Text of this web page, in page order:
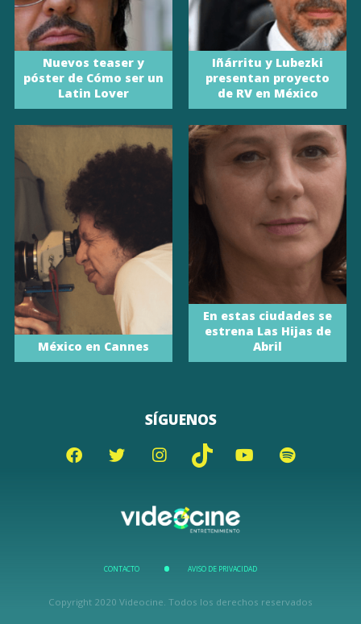
Nuevos teaser y
póster de Cómo ser un
Latin Lover
Iñárritu y Lubezki
presentan proyecto
de RV en México
México en Cannes
En estas ciudades se
estrena Las Hijas de
Abril
SÍGUENOS
CONTACTO AVISO DE PRIVACIDAD
Copyright 2020 Videocine. Todos los derechos reservados